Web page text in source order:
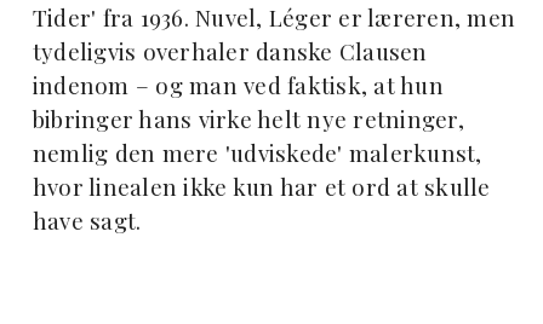
Tider' fra 1936. Nuvel, Léger er læreren, men
tydeligvis overhaler danske Clausen
indenom – og man ved faktisk, at hun
bibringer hans virke helt nye retninger,
nemlig den mere 'udviskede' malerkunst,
hvor linealen ikke kun har et ord at skulle
have sagt.